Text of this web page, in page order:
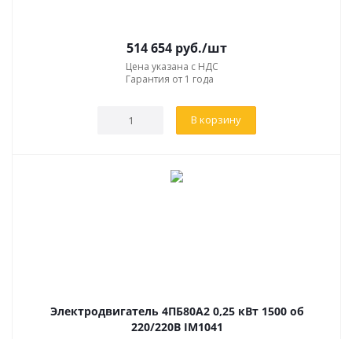
514 654 руб./шт
Цена указана с НДС
Гарантия от 1 года
В корзину
Электродвигатель 4ПБ80А2 0,25 кВт 1500 об
220/220В IM1041